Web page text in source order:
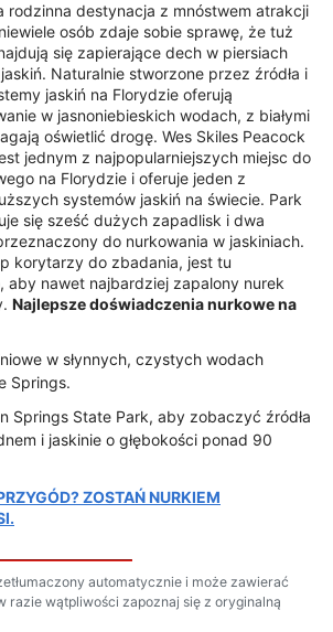
rodzinna destynacja z mnóstwem atrakcji
osób zdaje sobie sprawę, że tuż
się zapierające dech w piersiach
Naturalnie stworzone przez źródła i
jaskiń na Florydzie oferują
w jasnoniebieskich wodach, z białymi
oświetlić drogę. Wes Skiles Peacock
jednym z najpopularniejszych miejsc do
na Florydzie i oferuje jeden z
systemów jaskiń na świecie. Park
się sześć dużych zapadlisk i dwa
do nurkowania w jaskiniach.
korytarzy do zbadania, jest tu
aby nawet najbardziej zapalony nurek
Najlepsze doświadczenia nurkowe na
w słynnych, czystych wodach
Springs.
Springs State Park, aby zobaczyć źródła
i jaskinie o głębokości ponad 90
ZOSTAŃ NURKIEM
automatycznie i może zawierać
razie wątpliwości zapoznaj się z oryginalną